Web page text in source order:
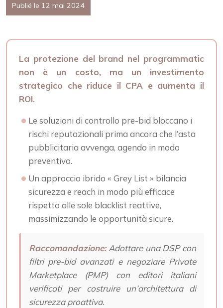
Publié le 12 mai 2024
La protezione del brand nel programmatic
non è un costo, ma un investimento
strategico che riduce il CPA e aumenta il
ROI.
Le soluzioni di controllo pre-bid bloccano i
rischi reputazionali prima ancora che l’asta
pubblicitaria avvenga, agendo in modo
preventivo.
Un approccio ibrido « Grey List » bilancia
sicurezza e reach in modo più efficace
rispetto alle sole blacklist reattive,
massimizzando le opportunità sicure.
Raccomandazione:Adottare una DSP con
filtri pre-bid avanzati e negoziare Private
Marketplace (PMP) con editori italiani
verificati per costruire un’architettura di
sicurezza proattiva.